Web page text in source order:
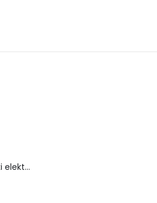
Wózek inwalidzki elektryczny - FLASH-TIM